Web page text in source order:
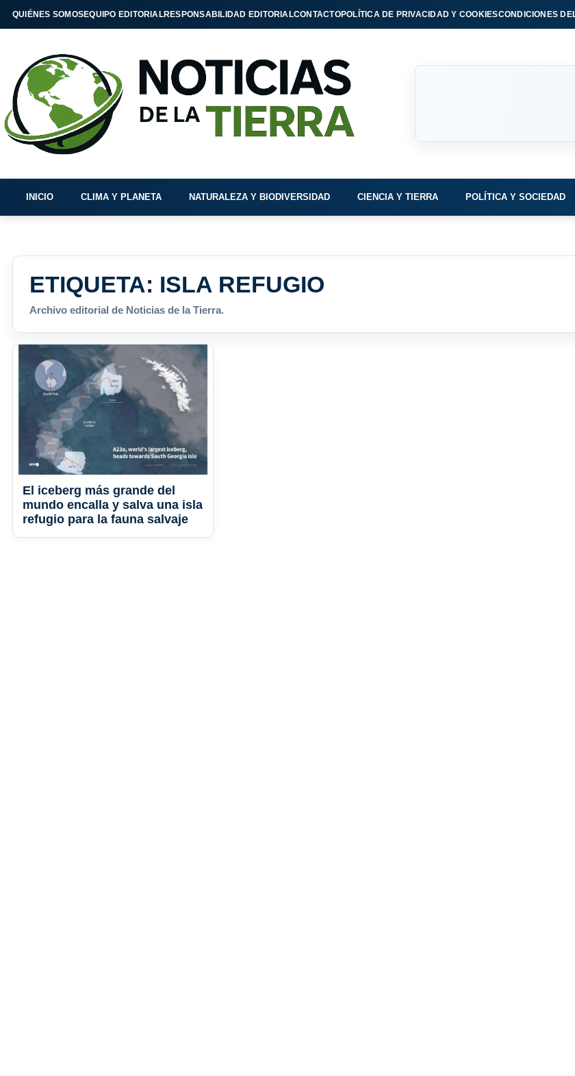
QUIÉNES SOMOSEQUIPO EDITORIALRESPONSABILIDAD EDITORIALCONTACTOPOLÍTICA DE PRIVACIDAD Y COOKIESCONDICIONES
INICIO CLIMA Y PLANETA NATURALEZA Y BIODIVERSIDAD CIENCIA Y TIERRA POLÍTICA Y SOCIEDAD
ETIQUETA: ISLA REFUGIO
Archivo editorial de Noticias de la Tierra.
El iceberg más grande del
mundo encalla y salva una isla
refugio para la fauna salvaje